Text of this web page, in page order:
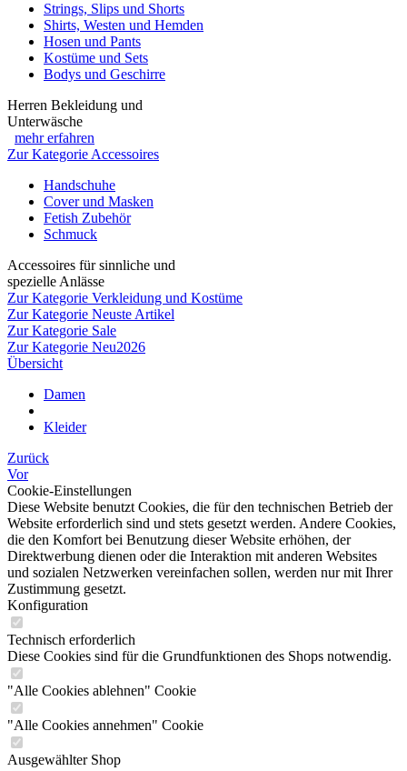
Strings, Slips und Shorts
Shirts, Westen und Hemden
Hosen und Pants
Kostüme und Sets
Bodys und Geschirre
Herren Bekleidung und
Unterwäsche
mehr erfahren
Zur Kategorie Accessoires
Handschuhe
Cover und Masken
Fetish Zubehör
Schmuck
Accessoires für sinnliche und
spezielle Anlässe
Zur Kategorie Verkleidung und Kostüme
Zur Kategorie Neuste Artikel
Zur Kategorie Sale
Zur Kategorie Neu2026
Übersicht
Damen
Kleider
Zurück
Vor
Cookie-Einstellungen
Diese Website benutzt Cookies, die für den technischen Betrieb der
Website erforderlich sind und stets gesetzt werden. Andere Cookies,
die den Komfort bei Benutzung dieser Website erhöhen, der
Direktwerbung dienen oder die Interaktion mit anderen Websites
und sozialen Netzwerken vereinfachen sollen, werden nur mit Ihrer
Zustimmung gesetzt.
Konfiguration
Technisch erforderlich
Diese Cookies sind für die Grundfunktionen des Shops notwendig.
"Alle Cookies ablehnen" Cookie
"Alle Cookies annehmen" Cookie
Ausgewählter Shop